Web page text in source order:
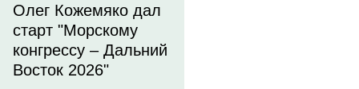
Олег Кожемяко дал
старт "Морскому
конгрессу – Дальний
Восток 2026"